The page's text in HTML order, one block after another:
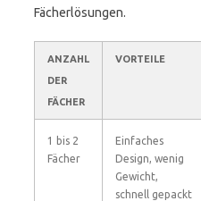
Fächerlösungen.
ANZAHL
DER
FÄCHER
VORTEILE
1 bis 2
Fächer
Einfaches
Design, wenig
Gewicht,
schnell gepackt